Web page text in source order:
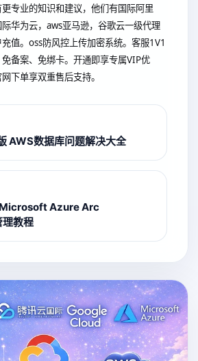
专业的知识和建议，他们有国际阿里
华为云，aws亚马逊，谷歌云一级代理
值。oss防风控上传加密系统。客服1V1
备案、免绑卡。开通即享专属VIP优
下单享双重售后支持。
AWS数据库问题解决大全
Microsoft Azure Arc
教程